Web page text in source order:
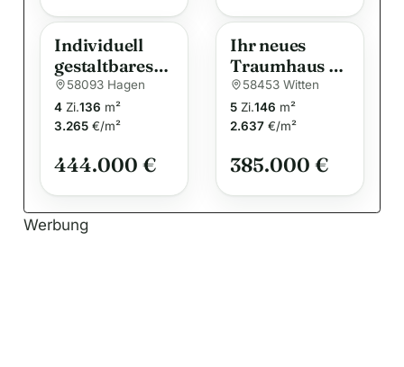
Individuell
gestaltbares
Familienhaus
– Flexibles
Wohnen mit
Energieeffizie
nz und
Komfort
58093 Hagen
4 Zi.136 m²
3.265 €/m²
444.000 €
Ihr neues
Traumhaus –
Flexibel
gestaltet und
energieeffizie
58453 Witten
5 Zi.146 m²
2.637 €/m²
385.000 €
Werbung